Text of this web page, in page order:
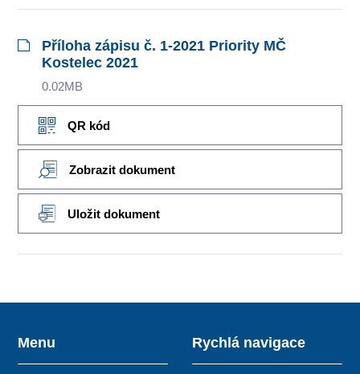
Příloha zápisu č. 1-2021 Priority MČ
Kostelec 2021
0.02MB
QR kód
Zobrazit dokument
Uložit dokument
Menu Rychlá navigace